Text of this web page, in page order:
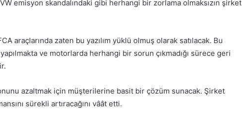
emisyon skandalındaki gibi herhangi bir zorlama olmaksızın şirket
araçlarında zaten bu yazılım yüklü olmuş olarak satılacak. Bu
ve motorlarda herhangi bir sorun çıkmadığı sürece geri
azaltmak için müşterilerine basit bir çözüm sunacak. Şirket
sürekli artıracağını vâât etti.